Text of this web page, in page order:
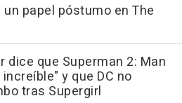
papel póstumo en The
dice que Superman 2: Man
y que DC no
tras Supergirl